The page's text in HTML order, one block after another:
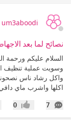
um3aboodi
نصائح لما بعد
وسويت عملية تنظيف
واكل رشاد ناس
اكلها واشرب ماي
7
التعليقات إعجاب0